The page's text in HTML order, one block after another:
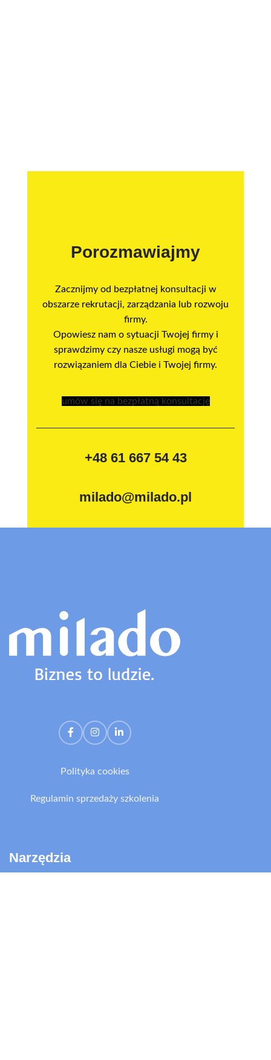
Porozmawiajmy
Zacznijmy od bezpłatnej konsultacji w
obszarze rekrutacji, zarządzania lub rozwoju
firmy.
Opowiesz nam o sytuacji Twojej firmy i
sprawdzimy czy nasze usługi mogą być
rozwiązaniem dla Ciebie i Twojej firmy.
umów się na bezpłatną konsultację
+48 61 667 54 43
milado@milado.pl
Polityka cookies
Regulamin sprzedaży szkolenia
Narzędzia